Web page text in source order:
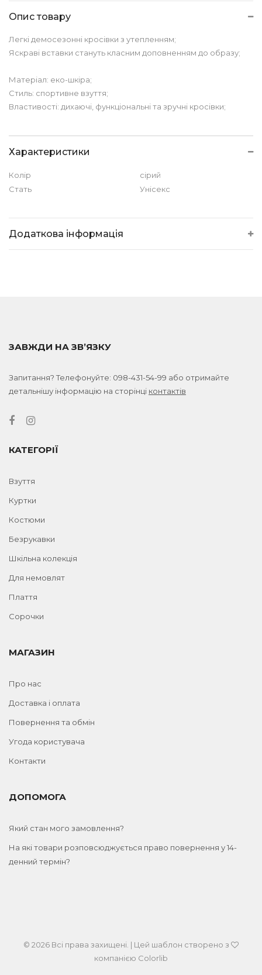
Опис товару
Легкі демосезонні кросівки з утепленням;
Яскраві вставки стануть класним доповненням до образу;
Матеріал: еко-шкіра;
Стиль: спортивне взуття;
Властивості: дихаючі, функціональні та зручні кросівки;
Характеристики
Колір
сірий
Стать
Унісекс
Додаткова інформація
ЗАВЖДИ НА ЗВ’ЯЗКУ
Запитання? Телефонуйте: 098-431-54-99 або отримайте
детальнішу інформацію на сторінці контактів
КАТЕГОРІЇ
Взуття
Куртки
Костюми
Безрукавки
Шкільна колекція
Для немовлят
Плаття
Сорочки
МАГАЗИН
Про нас
Доставка і оплата
Повернення та обмін
Угода користувача
Контакти
ДОПОМОГА
Який стан мого замовлення?
На які товари розповсюджується право повернення у 14-
денний термін?
© 2026 Всі права захищені. | Цей шаблон створено з
компанією Colorlib